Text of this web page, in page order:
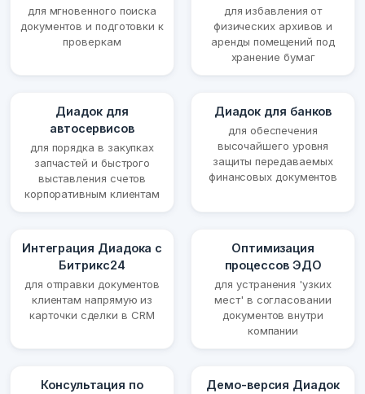
для мгновенного поиска
документов и подготовки к
проверкам
для избавления от
физических архивов и
аренды помещений под
хранение бумаг
Диадок для
автосервисов
для порядка в закупках
запчастей и быстрого
выставления счетов
корпоративным клиентам
Диадок для банков
для обеспечения
высочайшего уровня
защиты передаваемых
финансовых документов
Интеграция Диадока с
Битрикс24
для отправки документов
клиентам напрямую из
карточки сделки в CRM
Оптимизация
процессов ЭДО
для устранения 'узких
мест' в согласовании
документов внутри
компании
Консультация по
Демо-версия Диадок